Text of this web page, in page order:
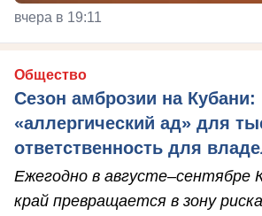
вчера в 19:11
Общество
Сезон амброзии на Кубани:
«аллергический ад» для
ответственность для
Ежегодно в августе–сентябре
край превращается в зону